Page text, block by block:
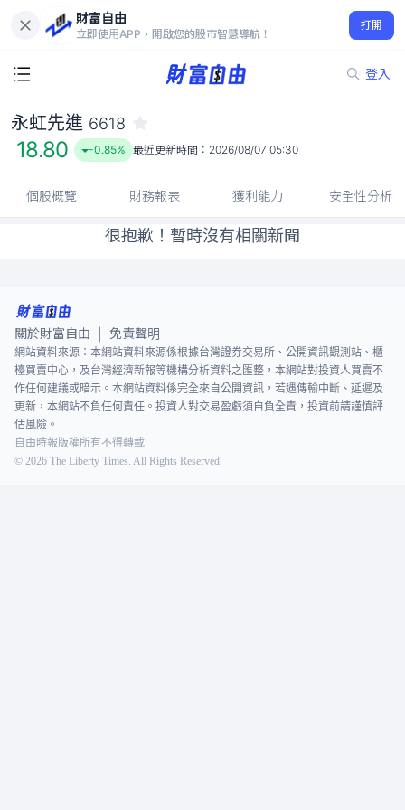
財富自由
立即使用APP，開啟您的股市智慧導航！
打開
登入
18.80
-0.85%
永虹先進 6618
18.80 -0.85% 最近更新時間： 2026/08/07 05:30
個股概覽 財務報表 獲利能力 安全性分析
很抱歉！暫時沒有相關新聞
關於財富自由 免責聲明
網站資料來源：本網站資料來源係根據台灣證券交易所、公開資訊觀測站、櫃
檯買賣中心，及台灣經濟新報等機構分析資料之匯整，本網站對投資人買賣不
作任何建議或暗示。本網站資料係完全來自公開資訊，若遇傳輸中斷、延遲及
更新，本網站不負任何責任。投資人對交易盈虧須自負全責，投資前請謹慎評
估風險。
自由時報版權所有不得轉載
© 2026 The Liberty Times. All Rights Reserved.